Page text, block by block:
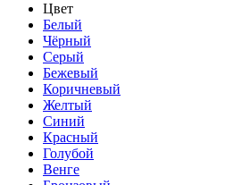
Цвет
Белый
Чёрный
Серый
Бежевый
Коричневый
Желтый
Синий
Красный
Голубой
Венге